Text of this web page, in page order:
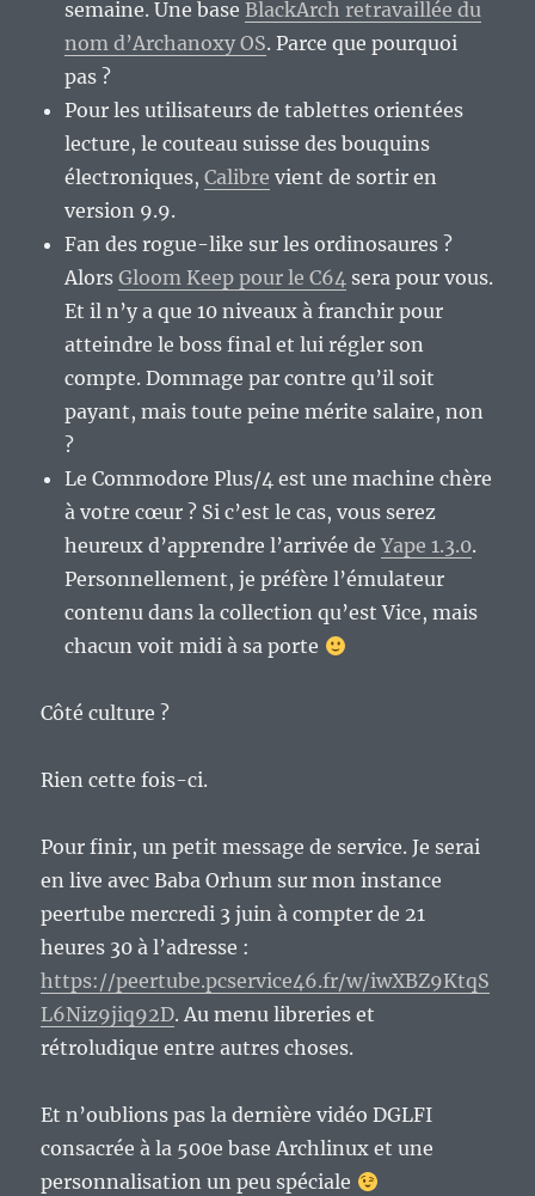
semaine. Une baseBlackArch retravaillée du
nom d’Archanoxy OS. Parce que pourquoi
pas ?
Pour les utilisateurs de tablettes orientées
lecture, le couteau suisse des bouquins
électroniques,Calibre vient de sortir en
version 9.9.
Fan des rogue-like sur les ordinosaures ?
AlorsGloom Keep pour le C64 sera pour vous.
Et il n’y a que 10 niveaux à franchir pour
atteindre le boss final et lui régler son
compte. Dommage par contre qu’il soit
payant, mais toute peine mérite salaire, non
?
Le Commodore Plus/4 est une machine chère
à votre cœur ? Si c’est le cas, vous serez
heureux d’apprendre l’arrivée deYape 1.3.0.
Personnellement, je préfère l’émulateur
contenu dans la collection qu’est Vice, mais
chacun voit midi à sa porte
Côté culture ?
Rien cette fois-ci.
Pour finir, un petit message de service. Je serai
en live avec Baba Orhum sur mon instance
peertube mercredi 3 juin à compter de 21
heures 30 à l’adresse :
https://peertube.pcservice46.fr/w/iwXBZ9KtqS
L6Niz9jiq92D. Au menu libreries et
rétroludique entre autres choses.
Et n’oublions pas la dernière vidéo DGLFI
consacrée à la 500e base Archlinux et une
personnalisation un peu spéciale